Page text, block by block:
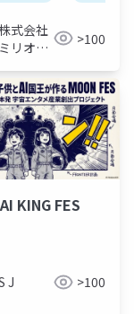
式会社
ミリオン
>100
KING FES
J >100